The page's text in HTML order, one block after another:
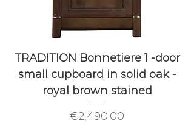
TRADITION Bonnetiere 1 -door
small cupboard in solid oak -
royal brown stained
Price
€2,490.00